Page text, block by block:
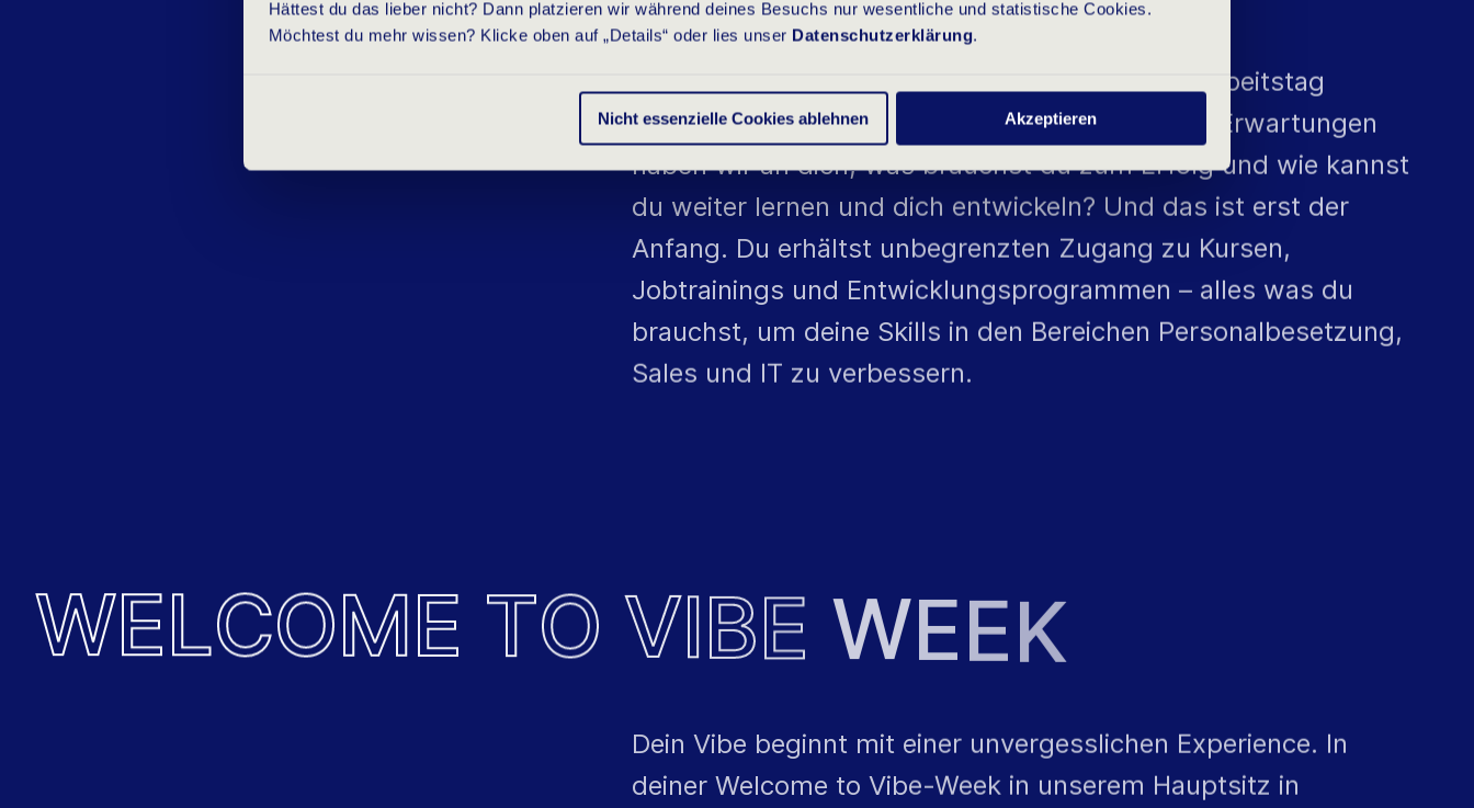
Hättest du das lieber nicht? Dann platzieren wir während deines Besuchs nur wesentliche und statistische Cookies.
Möchtest du mehr wissen? Klicke oben auf „Details“ oder lies unser Datenschutzerklärung.
Nicht essenzielle Cookies ablehnen Akzeptieren
Bist du bereit? Wir sind es! Mit deinem ersten Arbeitstag
beginnt direkt dein Training on the Job. Welche Erwartungen
haben wir an dich, was brauchst du zum Erfolg und wie kannst
du weiter lernen und dich entwickeln? Und das ist erst der
Anfang. Du erhältst unbegrenzten Zugang zu Kursen,
Jobtrainings und Entwicklungsprogrammen – alles was du
brauchst, um deine Skills in den Bereichen Personalbesetzung,
Sales und IT zu verbessern.
WELCOME TO VIBE WEEK
Dein Vibe beginnt mit einer unvergesslichen Experience. In
deiner Welcome to Vibe-Week in unserem Hauptsitz in